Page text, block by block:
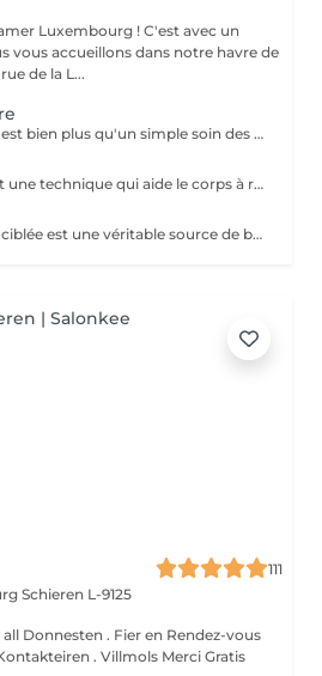
! C'est avec un
vous accueillons dans notre havre de
de la L...
La réflexologie plantaire est bien plus qu'un simple soin des pieds, c'est une véritable source de bien-être qui vous amène à un état de profonde relaxation. Cette technique apaisante a le pouvoir de diminuer le stress, les insomnies, les migraines, ainsi que les douleurs musculaires ou articulaires, y compris les maux de dos. Elle favorise la détente et la décontraction à la fois musculaire et mentale. Nos séances de réflexologie plantaire ont été soigneusement conçues pour vous offrir un véritable moment de détente, où chaque pression sur les points réflexes de vos pieds procure un apaisement profond. Vous vous sentirez revitalisé(e), libéré(e) des tensions, et prêt(e) à affronter le quotidien avec sérénité. Réservez dès maintenant votre séance de réflexologie plantaire et découvrez les bienfaits exceptionnels de cette technique ancestrale. Note : La réflexologie plantaire peut être une excellente option pour soulager de nombreux maux liés au stress, mais elle est déconseillée aux femmes enceintes. Chez OXYZEN, nous sommes déterminés à vous offrir une expérience de bien-être complète grâce à nos diverses techniques de relaxation. Idéal également comme idée cadeau originale, pour surprendre et faire plaisir. Pour en savoir plus et découvrir l'ensemble de nos prestations, cliquez ici : https://www.oxyzen.lu Avertissement : Nos soins sont dédiés au bien-être et à la relaxation. Ils ne remplacent pas un suivi médical et ne relèvent pas de la kinésithérapie.
La réflexologie faciale est une technique qui aide le corps à retrouver son équilibre naturel. En travaillant sur les points réflexes du visage, cette pratique apaise le stress, libère les toxines accumulées, et peut même contribuer à soulager les migraines. Nos séances de réflexologie faciale sont conçues pour vous offrir un véritable moment de détente et d'harmonisation. Chaque manipulation douce du visage stimule les zones réflexes, ce qui favorise la régulation des fonctions corporelles et vous aide à retrouver votre vitalité. Réservez dès aujourd'hui votre séance de réflexologie faciale et découvrez les bienfaits apaisants de cette technique. Vous ressentirez une profonde relaxation et une libération des tensions accumulées. Note : La réflexologie faciale peut apporter un réel soulagement, mais elle est déconseillée aux femmes enceintes. Pour de plus amples informations et pour réserver votre séance, contactez-nous ou réservez en ligne Chez OXYZEN, nous sommes déterminés à vous offrir une expérience de bien-être complète grâce à nos diverses techniques de relaxation. Idéal également comme idée cadeau originale, pour surprendre et faire plaisir. Pour en savoir plus et découvrir l'ensemble de nos prestations, cliquez ici : https://www.oxyzen.lu Avertissement : Nos soins sont dédiés au bien-être et à la relaxation. Ils ne remplacent pas un suivi médical et ne relèvent pas de la kinésithérapie.
La réflexologie plantaire ciblée est une véritable source de bien-être qui vous emmène dans un état profond de relaxation. Elle offre de nombreux avantages, notamment la réduction du stress, l'amélioration du sommeil, le soulagement des migraines et des douleurs musculaires ou articulaires telles que les maux de dos. Elle favorise également la détente et la décontraction musculaire et mentale. Cette séance de réflexologie plantaire de 45 minutes est conçue pour cibler spécifiquement les zones de tension et de déséquilibre dans vos pieds. Grâce à des techniques de pression précises, Philippe travaille sur les points réflexes pour rétablir l'harmonie dans tout votre corps. Tout a été méticuleusement étudié pour que vous puissiez vivre une expérience de détente profonde et oublier le rythme effréné du quotidien. Profitez de ce moment pour relâcher les tensions, apaiser votre esprit et revitaliser votre corps. Veuillez noter que la réflexologie plantaire ciblée est déconseillée aux femmes enceintes. Pour réserver votre séance ou pour toute question, contactez-nous ou réservez en ligne. Idéal également comme idée cadeau originale, pour surprendre et faire plaisir. Pour en savoir plus et découvrir l'ensemble de nos prestations, cliquez ici : https://www.oxyzen.lu Avertissement : Nos soins sont dédiés au bien-être et à la relaxation. Ils ne remplacent pas un suivi médical et ne relèvent pas de la kinésithérapie.
111
Schieren L-9125
Donnesten . Fier en Rendez-vous